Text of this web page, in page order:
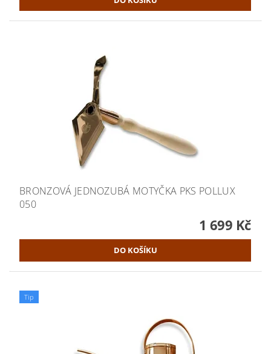
BRONZOVÁ JEDNOZUBÁ MOTYČKA PKS POLLUX
050
1 699 Kč
Tip